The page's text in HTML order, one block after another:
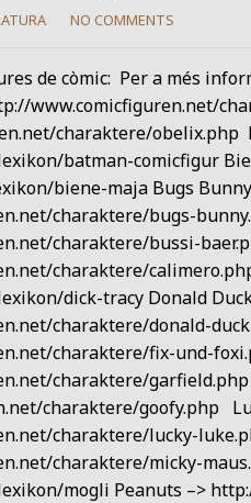
NO COMMENTS
de còmic: Per a més
www.comicfiguren.net/
charaktere/obelix.php
batman-comicfigur
biene-maja Bugs
charaktere/bugs-
charaktere/bussi-
charaktere/
dick-tracy Donald
charaktere/donald-
charaktere/fix-und-
charaktere/garfield.php
charaktere/goofy.php
charaktere/lucky-
charaktere/micky-
mogli Peanuts –>